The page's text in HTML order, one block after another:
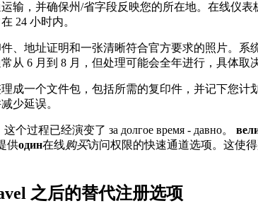
输，并确保州/省字段反映您的所在地。在线仪表
24 小时内。
、地址证明和一张清晰符合官方要求的照片。系
从 6 月到 8 月，但处理可能会全年进行，具体取
成一个文件包，包括所需的复印件，并记下您计
少延误。
个过程已经演变了 за долгое время - давно。
供один在线购买访问权限的快速通道选项。这使
之后的替代注册选项